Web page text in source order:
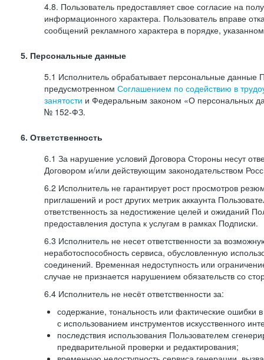
4.8. Пользователь предоставляет свое согласие на
информационного характера. Пользователь вправе
сообщений рекламного характера в порядке,
5. Персональные данные
5.1 Исполнитель обрабатывает персональные данные
предусмотренном Соглашением по содействию в
занятости и Федеральным законом «О персональных
№ 152-ФЗ.
6. Ответственность
6.1 За нарушение условий Договора Стороны несут
Договором и/или действующим законодательством
6.2 Исполнитель не гарантирует рост просмотров
приглашений и рост других метрик аккаунта
ответственность за недостижение целей и ожиданий
предоставления доступа к услугам в рамках Подписки.
6.3 Исполнитель не несет ответственности за
неработоспособность сервиса, обусловленную
соединений. Временная недоступность или
случае не признается нарушением обязательств со
6.4 Исполнитель не несёт ответственности за:
содержание, тональность или фактические ошибки
с использованием инструментов искусственного
последствия использования Пользователем
предварительной проверки и редактирования;